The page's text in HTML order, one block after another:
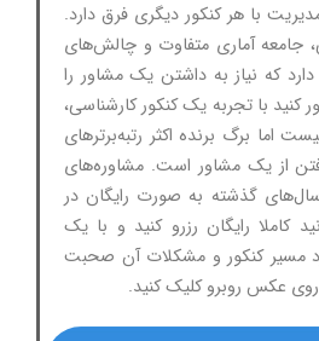
با هر کنکور دیگری فرق دارد.
جامعه آماری متفاوت و چالش‌های
که نیاز به داشتن یک مشاور را
کنید با تجربه یک کنکور کارشناسی،
اما برگ برنده اکثر رتبه‌برترهای
از یک مشاور است. مشاوره‌های
گذشته به صورت رایگان در
کاملا رایگان رزرو کنید و با یک
مسیر کنکور و مشکلات آن صحبت
روی عکس روبرو کلیک کنید.